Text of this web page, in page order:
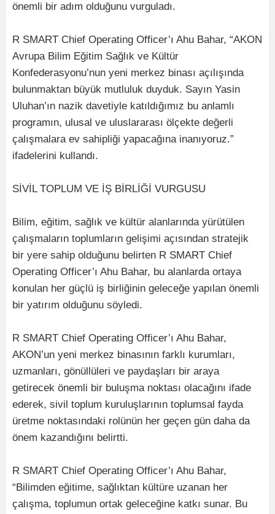
önemli bir adım olduğunu vurguladı.
R SMART Chief Operating Officer’ı Ahu Bahar, “AKON
Avrupa Bilim Eğitim Sağlık ve Kültür
Konfederasyonu’nun yeni merkez binası açılışında
bulunmaktan büyük mutluluk duyduk. Sayın Yasin
Uluhan’ın nazik davetiyle katıldığımız bu anlamlı
programın, ulusal ve uluslararası ölçekte değerli
çalışmalara ev sahipliği yapacağına inanıyoruz.”
ifadelerini kullandı.
SİVİL TOPLUM VE İŞ BİRLİĞİ VURGUSU
Bilim, eğitim, sağlık ve kültür alanlarında yürütülen
çalışmaların toplumların gelişimi açısından stratejik
bir yere sahip olduğunu belirten R SMART Chief
Operating Officer’ı Ahu Bahar, bu alanlarda ortaya
konulan her güçlü iş birliğinin geleceğe yapılan önemli
bir yatırım olduğunu söyledi.
R SMART Chief Operating Officer’ı Ahu Bahar,
AKON’un yeni merkez binasının farklı kurumları,
uzmanları, gönüllüleri ve paydaşları bir araya
getirecek önemli bir buluşma noktası olacağını ifade
ederek, sivil toplum kuruluşlarının toplumsal fayda
üretme noktasındaki rolünün her geçen gün daha da
önem kazandığını belirtti.
R SMART Chief Operating Officer’ı Ahu Bahar,
“Bilimden eğitime, sağlıktan kültüre uzanan her
çalışma, toplumun ortak geleceğine katkı sunar. Bu